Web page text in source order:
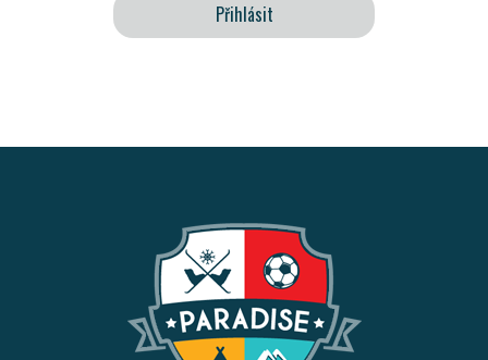
Přihlásit